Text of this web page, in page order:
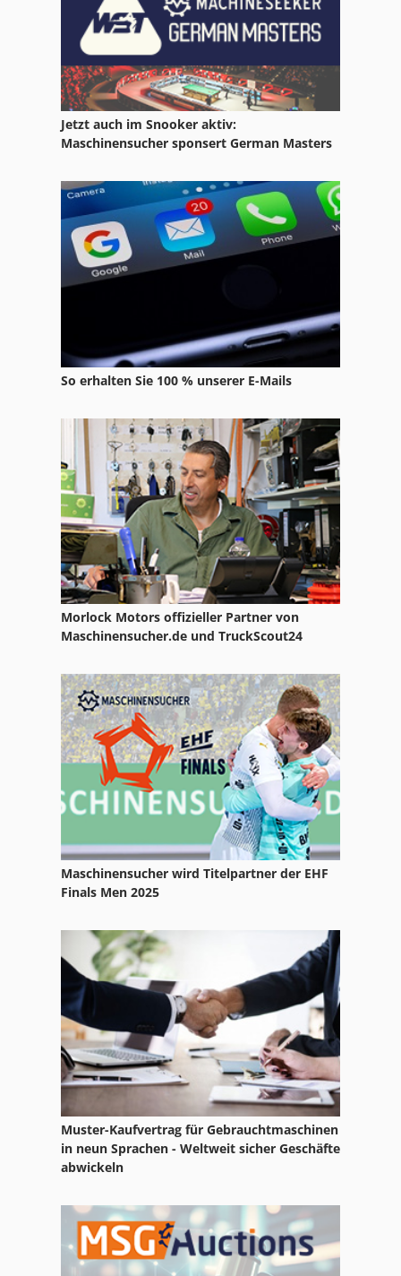
Kleinbrauerei
Kotelettschneider
Kuchenschneidemaschine
Kueppersbusch
Käsekessel
Käsepresse
Mikrofiltrationsanlage
Schenk Filter
Schickert
Schinkenpresse
Schrotmuehle
Wasserentgasung
Jetzt auch im Snooker aktiv:
Maschinensucher sponsert German Masters
So erhalten Sie 100 % unserer E-Mails
Morlock Motors offizieller Partner von
Maschinensucher.de und TruckScout24
Maschinensucher wird Titelpartner der EHF
Finals Men 2025
Muster-Kaufvertrag für Gebrauchtmaschinen
in neun Sprachen - Weltweit sicher Geschäfte
abwickeln